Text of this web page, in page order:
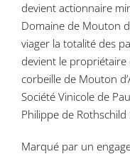
devient actionnaire
Domaine de Mouton
viager la totalité des
devient le
corbeille de Mouton
Société Vinicole de
Philippe de Rothschild
Marqué par un